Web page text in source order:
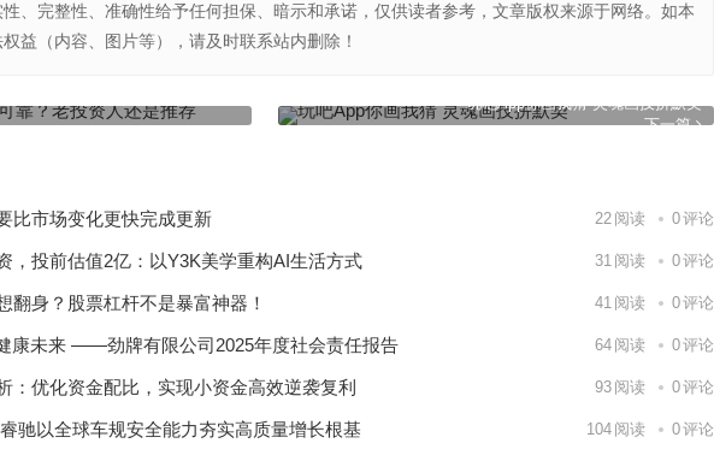
、完整性、准确性给予任何担保、暗示和承诺，仅供读者参考，文章版权来源于网络。如本
益（内容、图片等），请及时联系站内删除！
下一篇
玩吧App你画我猜 灵魂画技拼默契
比市场变化更快完成更新 22 阅读 0评论
，投前估值2亿：以Y3K美学重构AI生活方式 31 阅读 0评论
翻身？股票杠杆不是暴富神器！ 41 阅读 0评论
康未来 ——劲牌有限公司2025年度社会责任报告 64 阅读 0评论
：优化资金配比，实现小资金高效逆袭复利 93 阅读 0评论
驰以全球车规安全能力夯实高质量增长根基 104 阅读 0评论